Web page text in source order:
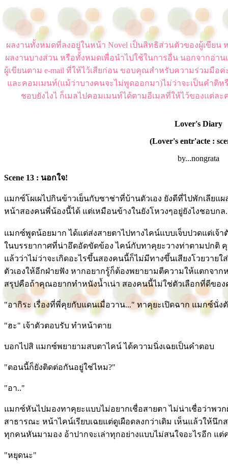
ผลงานทั้งหมดที่ลงอยู่ในหน้า Novel เป็นสิทธิส่วนตัวของผู้เขีย
ผลงานบางส่วน หรือทั้งหมดเพื่อนำไปใช้ในการอื่น นอกจากอ่า
ผู้เขียนตาม e-mail ที่ให้ไว้เสียก่อน ขอบคุณสำหรับความร่วมมือ
และคอมเมนท์(แม้ว่าบางคนจะไม่พูดออกมา)ไม่ว่าจะเป็นคำติ
ชอบยังไงไ ก็เมลไปคอมเมนท์ได้ตามอีเมลที่ให้ไว้ของแต่
Lover's Diary
(Lover's entr'acte :
by...nongrata
Scene 13 : นอกใจ!
แมกซ์โผเผไปกินข้าวเย็นกับซาช่าที่บ้านตัวเอง ยังดีที่ไปพักเลีย
หน้าสองคนพี่น้องนี้ได้ แต่เหมือนข้างในยังโหวงๆอยู่ยังไงชอบกล
แมกซ์พูดน้อยมาก ได้แต่ส่งสายตาไปทางไคน์แบบเจ็บปวดแต่เจ้
ในบรรยากาศที่น่าอึดอัดขัดข้อง ไคน์กับทาคุยะวางท่าตามปกติ คุ
แล้วว่าไม่ว่าจะเกิดอะไรขึ้นสองคนนี้ก็ไม่มีทางขึ้นเสียงโวยวาย
ตัวเองให้อีกฝ่ายฟัง หากอยากรู้ก็ต้องพยายามตีความให้แตกจา
สรุปคือถ้าคุณอยากทำหนังน้ำเน่า สองคนนี้ไม่ใช่ตัวเลือกที่ดีขอ
"อากิระ เรื่องที่พี่คุยกับแดนเมื่อวาน..." ทาคุยะเปิดฉาก แมกซ์นั่ง
"ฮะ" เจ้าตัวตอบรับ ทำหน้าตาย
บอกไปสิ แมกซ์พยายามสบตาไคน์ ได้ความนิ่งเฉยเป็นคำตอบ
"ตอนนี้ก็ยังติดต่อกันอยู่ใช่ไหม?"
"อา.."
แมกซ์หันไปมองทาคุยะแบบไม่อยากเชื่อสายตา ไม่น่าเชื่อว่าพว
สาธารณะ หน้าไคน์เรียบเฉยแต่ดูเผือดลงกว่าเดิม เห็นแล้วให้นึ
ทุกคนหันมามอง อ้าปากจะเล่าทุกอย่างแบบไม่สนใจอะไรอีก แต่
"หยุดนะ"